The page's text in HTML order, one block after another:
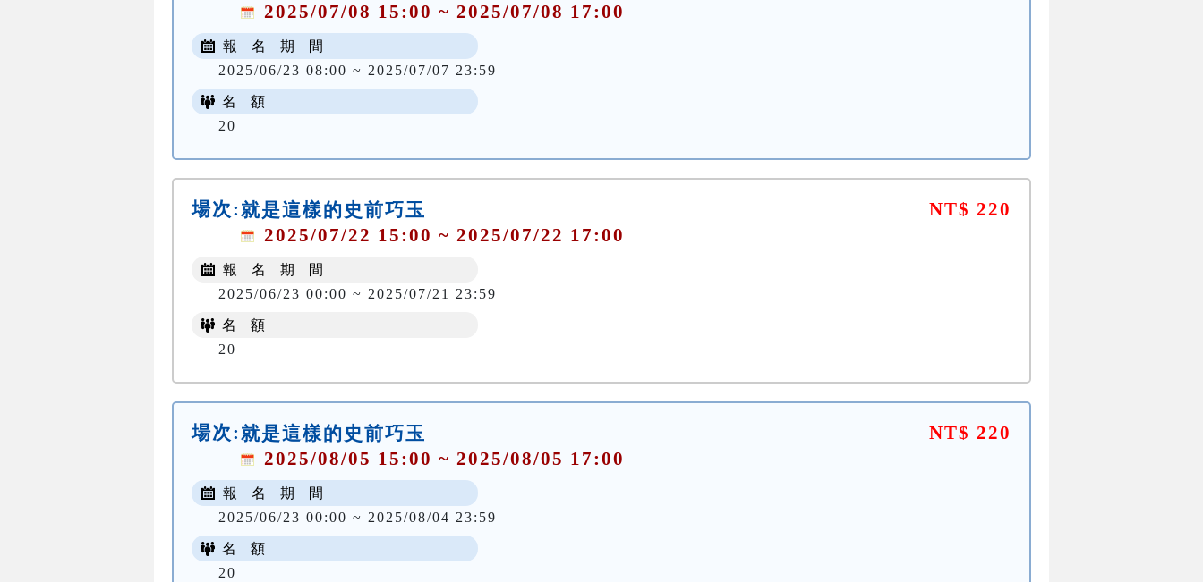
2025/07/08 15:00 ~ 2025/07/08 17:00
報 名 期 間
2025/06/23 08:00 ~ 2025/07/07 23:59
名 額
20
場次:就是這樣的史前巧玉
2025/07/22 15:00 ~ 2025/07/22 17:00
NT$ 220
報 名 期 間
2025/06/23 00:00 ~ 2025/07/21 23:59
名 額
20
場次:就是這樣的史前巧玉
2025/08/05 15:00 ~ 2025/08/05 17:00
NT$ 220
報 名 期 間
2025/06/23 00:00 ~ 2025/08/04 23:59
名 額
20